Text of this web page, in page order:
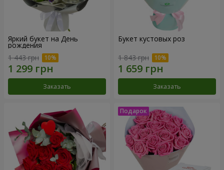
Яркий букет на День
рождения
1 443 грн
Заказать
Букет кустовых роз
1 843 грн
Заказать